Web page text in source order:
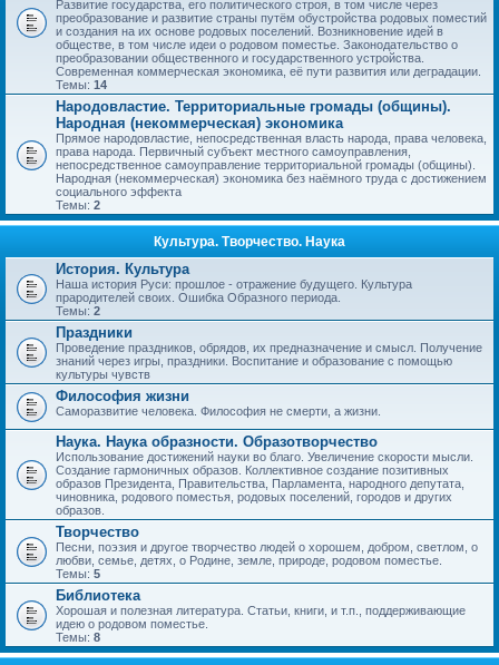
Развитие государства, его политического строя, в том числе через
преобразование и развитие страны путём обустройства родовых поместий
и создания на их основе родовых поселений. Возникновение идей в
обществе, в том числе идеи о родовом поместье. Законодательство о
преобразовании общественного и государственного устройства.
Современная коммерческая экономика, её пути развития или деградации.
Темы: 14
Народовластие. Территориальные громады (общины).
Народная (некоммерческая) экономика
Прямое народовластие, непосредственная власть народа, права человека,
права народа. Первичный субъект местного самоуправления,
непосредственное самоуправление территориальной громады (общины).
Народная (некоммерческая) экономика без наёмного труда с достижением
социального эффекта
Темы: 2
Культура. Творчество. Наука
История. Культура
Наша история Руси: прошлое - отражение будущего. Культура
прародителей своих. Ошибка Образного периода.
Темы: 2
Праздники
Проведение праздников, обрядов, их предназначение и смысл. Получение
знаний через игры, праздники. Воспитание и образование с помощью
культуры чувств
Философия жизни
Саморазвитие человека. Философия не смерти, а жизни.
Наука. Наука образности. Образотворчество
Использование достижений науки во благо. Увеличение скорости мысли.
Создание гармоничных образов. Коллективное создание позитивных
образов Президента, Правительства, Парламента, народного депутата,
чиновника, родового поместья, родовых поселений, городов и других
образов.
Творчество
Песни, поэзия и другое творчество людей о хорошем, добром, светлом, о
любви, семье, детях, о Родине, земле, природе, родовом поместье.
Темы: 5
Библиотека
Хорошая и полезная литература. Статьи, книги, и т.п., поддерживающие
идею о родовом поместье.
Темы: 8